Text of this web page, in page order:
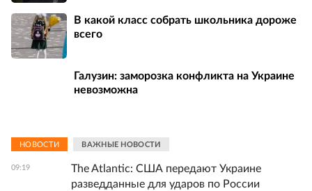
В какой класс собрать школьника дороже
всего
Галузин: заморозка конфликта на Украине
невозможна
НОВОСТИ ВАЖНЫЕ НОВОСТИ
09:19
The Atlantic: США передают Украине
разведданные для ударов по России